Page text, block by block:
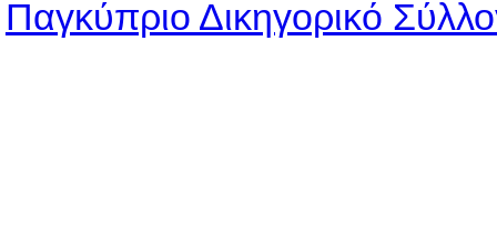
Παγκύπριο Δικηγορικό